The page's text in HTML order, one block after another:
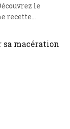
le
recette